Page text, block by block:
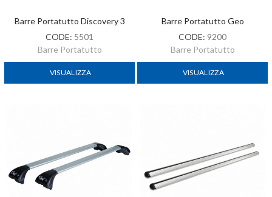
Barre Portatutto Discovery 3
CODE: 5501
Barre Portatutto
VISUALIZZA
Barre Portatutto Geo
CODE: 9200
Barre Portatutto
VISUALIZZA